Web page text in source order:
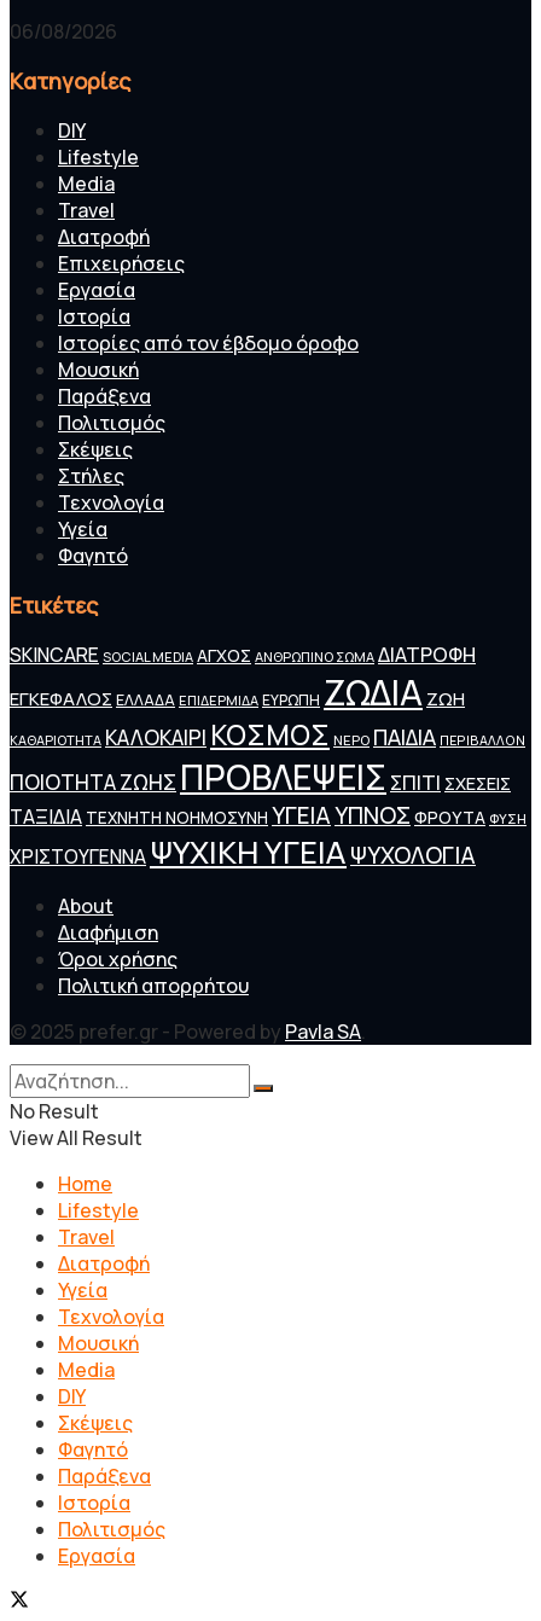
06/08/2026
Kατηγορίες
DIY
Lifestyle
Media
Travel
Διατροφή
Επιχειρήσεις
Εργασία
Ιστορία
Ιστορίες από τον έβδομο όροφο
Μουσική
Παράξενα
Πολιτισμός
Σκέψεις
Στήλες
Τεχνολογία
Υγεία
Φαγητό
Ετικέτες
SKINCARE SOCIAL MEDIA ΑΓΧΟΣ ΑΝΘΡΩΠΙΝΟ ΣΩΜΑ ΔΙΑΤΡΟΦΗ
ΕΓΚΕΦΑΛΟΣ ΕΛΛΑΔΑ ΕΠΙΔΕΡΜΙΔΑ ΕΥΡΩΠΗ ΖΩΔΙΑ ΖΩΗ
ΚΑΘΑΡΙΟΤΗΤΑ ΚΑΛΟΚΑΙΡΙ ΚΟΣΜΟΣ ΝΕΡΟ ΠΑΙΔΙΑ ΠΕΡΙΒΑΛΛΟΝ
ΠΟΙΟΤΗΤΑ ΖΩΗΣ ΠΡΟΒΛΕΨΕΙΣ ΣΠΙΤΙ ΣΧΕΣΕΙΣ
ΤΑΞΙΔΙΑ ΤΕΧΝΗΤΗ ΝΟΗΜΟΣΥΝΗ ΥΓΕΙΑΥΠΝΟΣ ΦΡΟΥΤΑ ΦΥΣΗ
ΧΡΙΣΤΟΥΓΕΝΝΑ ΨΥΧΙΚΗ ΥΓΕΙΑΨΥΧΟΛΟΓΙΑ
About
Διαφήμιση
Όροι χρήσης
Πολιτική απορρήτου
© 2025 prefer.gr - Powered by Pavla SA.
No Result
View All Result
Home
Lifestyle
Travel
Διατροφή
Υγεία
Τεχνολογία
Μουσική
Media
DIY
Σκέψεις
Φαγητό
Παράξενα
Ιστορία
Πολιτισμός
Εργασία